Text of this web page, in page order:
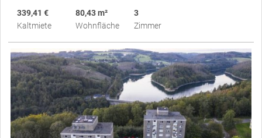
339,41 €
Kaltmiete
80,43 m²
Wohnfläche
3
Zimmer